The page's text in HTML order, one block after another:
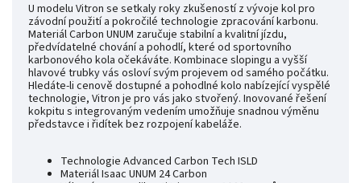
U modelu Vitron se setkaly roky zkušeností z vývoje kol pro
závodní použití a pokročilé technologie zpracování karbonu.
Materiál Carbon UNUM zaručuje stabilní a kvalitní jízdu,
předvídatelné chování a pohodlí, které od sportovního
karbonového kola očekáváte. Kombinace slopingu a vyšší
hlavové trubky vás osloví svým projevem od samého počátku.
Hledáte-li cenově dostupné a pohodlné kolo nabízející vyspělé
technologie, Vitron je pro vás jako stvořený. Inovované řešení
kokpitu s integrovaným vedením umožňuje snadnou výměnu
představce i řidítek bez rozpojení kabeláže.
Technologie Advanced Carbon Tech ISLD
Materiál Isaac UNUM 24 Carbon